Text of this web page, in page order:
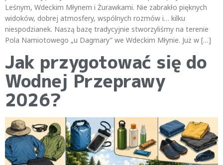
Leśnym, Wdeckim Młynem i Żurawkami. Nie zabrakło pięknych
widoków, dobrej atmosfery, wspólnych rozmów i… kilku
niespodzianek. Naszą bazę tradycyjnie stworzyliśmy na terenie
Pola Namiotowego „u Dagmary” we Wdeckim Młynie. Już w […]
Jak przygotować się do
Wodnej Przeprawy
2026?